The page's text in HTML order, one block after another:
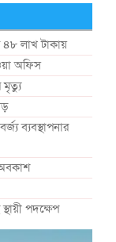
লাখ টাকায়
অফিস
মৃত্যু
ব্যবস্থাপনার
পদক্ষেপ
১ নম্বর